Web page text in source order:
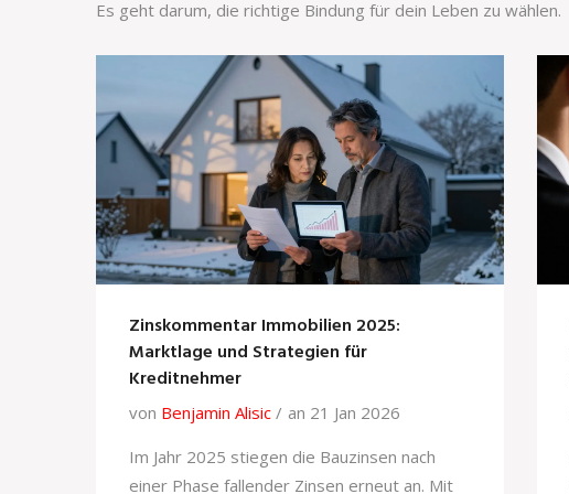
Es geht darum, die richtige Bindung für dein Leben zu wählen.
Zinskommentar Immobilien 2025:
Marktlage und Strategien für
Kreditnehmer
von Benjamin Alisic
an 21 Jan 2026
Im Jahr 2025 stiegen die Bauzinsen nach
einer Phase fallender Zinsen erneut an. Mit